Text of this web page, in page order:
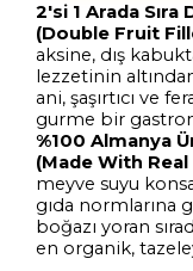
2'si 1 Arada Sıra
(Double Fruit
aksine, dış
lezzetinin
ani, şaşırtıcı ve
gurme bir
%100 Almanya
(Made With
meyve suyu
gıda normlarına
boğazı yoran
en organik,